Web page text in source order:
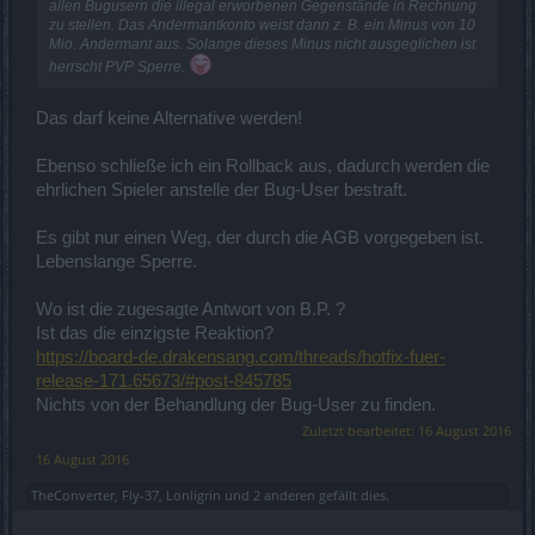
allen Bugusern die illegal erworbenen Gegenstände in Rechnung
zu stellen. Das Andermantkonto weist dann z. B. ein Minus von 10
Mio. Andermant aus. Solange dieses Minus nicht ausgeglichen ist
herrscht PVP Sperre.
Das darf keine Alternative werden!
Ebenso schließe ich ein Rollback aus, dadurch werden die
ehrlichen Spieler anstelle der Bug-User bestraft.
Es gibt nur einen Weg, der durch die AGB vorgegeben ist.
Lebenslange Sperre.
Wo ist die zugesagte Antwort von B.P. ?
Ist das die einzigste Reaktion?
https://board-de.drakensang.com/threads/hotfix-fuer-
release-171.65673/#post-845785
Nichts von der Behandlung der Bug-User zu finden.
Zuletzt bearbeitet: 16 August 2016
16 August 2016
TheConverter, Fly-37, Lonligrin und 2 anderen gefällt dies.